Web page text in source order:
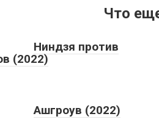
Что
Ниндзя против
(2022)
Ашгроув (2022)